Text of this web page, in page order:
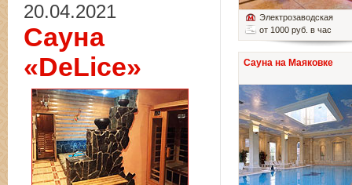
Электрозаводская
от 1000 руб. в час
Сауна на Маяковке
20.04.2021
Сауна
«DeLice»